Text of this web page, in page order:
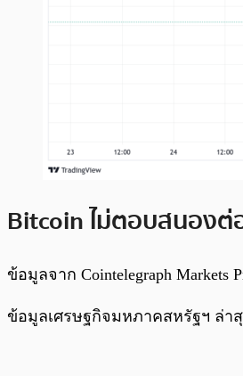
Bitcoin ไม่ตอบสนองต่
ข้อมูลจาก Cointelegraph
ข้อมูลเศรษฐกิจมหภาคสหรัฐฯ ล่า